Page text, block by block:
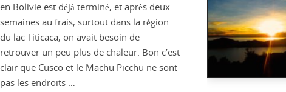
en Bolivie est déjà terminé, et après deux
semaines au frais, surtout dans la région
du lac Titicaca, on avait besoin de
retrouver un peu plus de chaleur. Bon c’est
clair que Cusco et le Machu Picchu ne sont
pas les endroits …